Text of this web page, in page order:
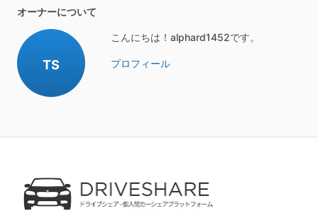
オーナーについて
TS
こんにちは！alphard1452です。
プロフィール